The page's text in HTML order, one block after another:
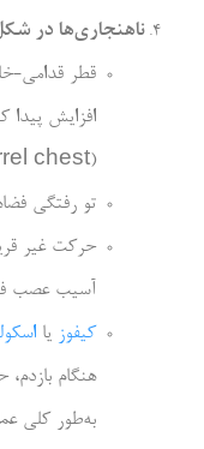
ناهنجاری‌­ها در
افزایش
(barrel chest).
تو رفتگی
حرکت غیر
آسیب عصب
کیفوز یا
هنگام
به‌­طور کلی